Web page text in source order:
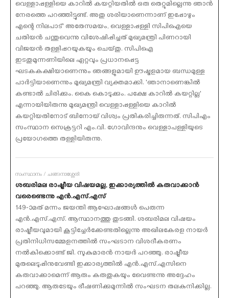
വെള്ളാപ്പള്ളിയെ കാറില്‍ കയറ്റിയതില്‍ ഒരു തെറ്റുമില്ലെന്നു ഞാന്‍
നേരത്തെ പറഞ്ഞിട്ടുണ്ട്. അതു ശരിയാണെന്നാണ് ഇപ്പോഴും
എന്റെ നിലപാട്' അതേസമയം, വെള്ളാപ്പള്ളി സിപിഐയെ
ചതിയന്‍ ചന്തുവെന്നു വിശേഷിപ്പിച്ചത് മുഖ്യമന്ത്രി പിണറായി
വിജയന്‍ തള്ളിപ്പറയുകയും ചെയ്തു. സിപിഐ
ഇടതുമുന്നണിയിലെ ഏറ്റവും പ്രധാനപ്പെട്ട
ഘടകകക്ഷിയാണെന്നും ഞങ്ങളുമായി ഊഷ്മളമായ ബന്ധമുള്ള
പാര്‍ട്ടിയാണെന്നും മുഖ്യമന്ത്രി വ്യക്തമാക്കി. 'ഞാനാണെങ്കില്‍
കണ്ടാല്‍ ചിരിക്കും. കൈ കൊടുക്കും. പക്ഷേ കാറില്‍ കയറ്റില്ല'
എന്നായിയിരുന്നു മുഖ്യമന്ത്രി വെള്ളാപ്പള്ളിയെ കാറില്‍
കയറ്റിയതിനോട് ബിനോയ് വിശ്വം പ്രതികരിച്ചിരുന്നത്. സിപിഎം
സംസ്ഥാന സെക്രട്ടറി എം.വി. ഗോവിന്ദനും വെള്ളാപള്ളിയുടെ
പ്രയോഗത്തെ തള്ളിയിരുന്നു.
സംസ്ഥാനം / ചങ്ങനാശ്ശേരി
ശബരിമല രാഷ്ട്രീയ വിഷയമല്ല, ഇക്കാര്യത്തില്‍ കരുവാക്കാന്‍
വരെണ്ടെന്നു എന്‍.എസ്.എസ്
149-ാമത് മന്നം ജയന്തി ആഘോഷങ്ങള്‍ പെരുന്ന
എന്‍.എസ്.എസ്. ആസ്ഥാനത്തു തുടങ്ങി. ശബരിമല വിഷയം
രാഷ്ട്രീയവുമായി കൂട്ടിച്ചേര്‍ക്കേണ്ടതില്ലെന്നു അഖിലകേരള നായര്‍
പ്രതിനിധിസമ്മേളനത്തില്‍ സംഘടാന വിശദീകരണം
നല്‍കിക്കൊണ്ട് ജി. സുകുമാരന്‍ നായര്‍ പറഞ്ഞു. രാഷ്ട്രീയ
മുതലെടുപ്പിനുവേണ്ടി ഇക്കാര്യത്തില്‍ എന്‍.എസ്.എസിനെ
കരുവാക്കാമെന്ന് ആരും കരുതുകയും വേെണ്ടന്നു അദ്ദേഹം
പറഞ്ഞു. ആരുടേയും ഭീഷണിക്കുമുന്നില്‍ സംഘടന തലകുനിക്കില്ല.